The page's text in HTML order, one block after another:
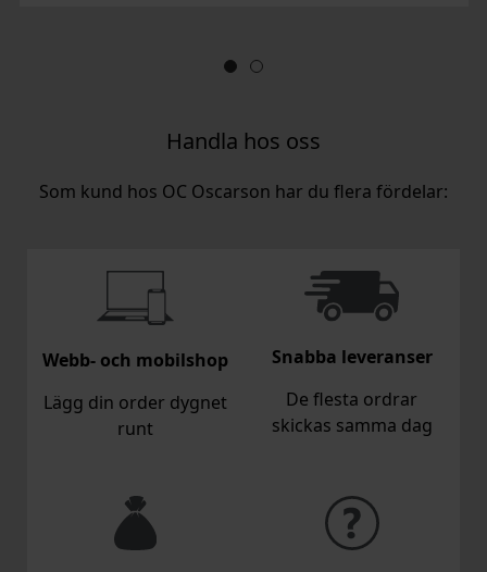
Handla hos oss
Som kund hos OC Oscarson har du flera fördelar:
Webb- och mobilshop
Lägg din order dygnet
runt
Snabba leveranser
De flesta ordrar
skickas samma dag